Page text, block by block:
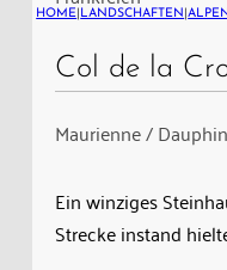
frühen
ausgebaut,
um
HOME LANDSCHAFTEN |
Col de la
Maurienne /
Ein winziges
Strecke instand